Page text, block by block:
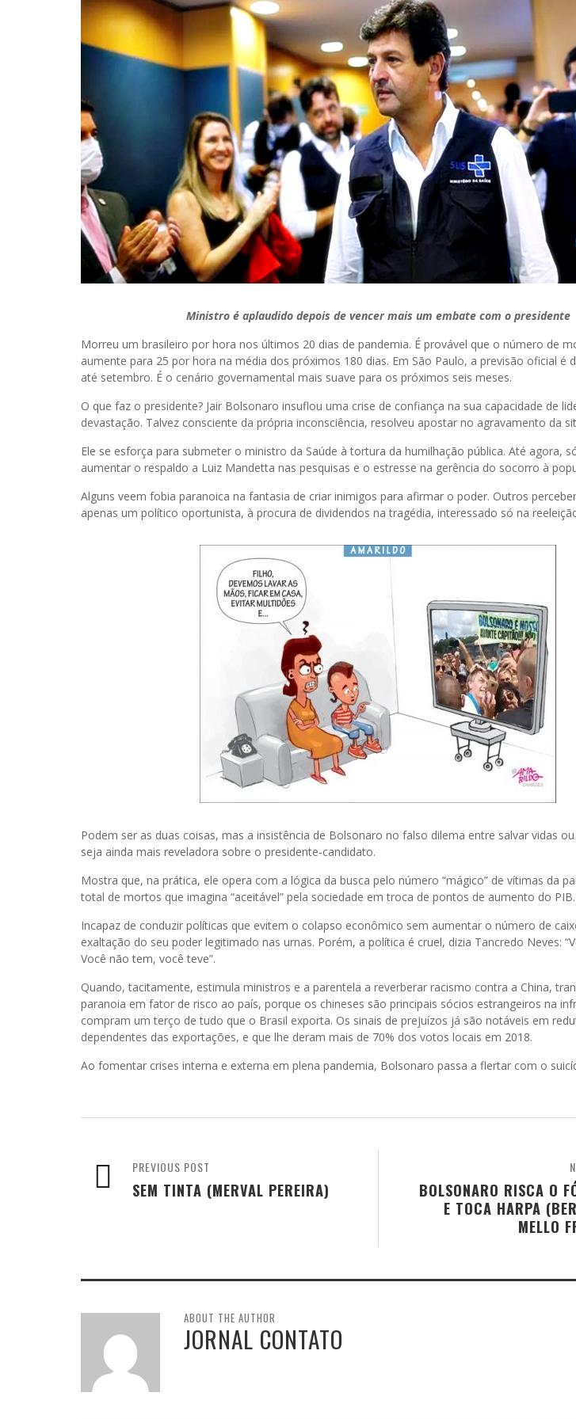
Ministro é aplaudido depois de vencer mais um embate com o presidente
Morreu um brasileiro por hora nos últimos 20 dias de pandemia. É provável que o número de
aumente para 25 por hora na média dos próximos 180 dias. Em São Paulo, a previsão oficial é
até setembro. É o cenário governamental mais suave para os próximos seis meses.
O que faz o presidente? Jair Bolsonaro insuflou uma crise de confiança na sua capacidade de
devastação. Talvez consciente da própria inconsciência, resolveu apostar no agravamento da
Ele se esforça para submeter o ministro da Saúde à tortura da humilhação pública. Até agora,
aumentar o respaldo a Luiz Mandetta nas pesquisas e o estresse na gerência do socorro à
Alguns veem fobia paranoica na fantasia de criar inimigos para afirmar o poder. Outros
apenas um político oportunista, à procura de dividendos na tragédia, interessado só na
Podem ser as duas coisas, mas a insistência de Bolsonaro no falso dilema entre salvar vidas
seja ainda mais reveladora sobre o presidente-candidato.
Mostra que, na prática, ele opera com a lógica da busca pelo número “mágico” de vítimas da
total de mortos que imagina “aceitável” pela sociedade em troca de pontos de aumento do PIB.
Incapaz de conduzir políticas que evitem o colapso econômico sem aumentar o número de
exaltação do seu poder legitimado nas urnas. Porém, a política é cruel, dizia Tancredo Neves:
Você não tem, você teve”.
Quando, tacitamente, estimula ministros e a parentela a reverberar racismo contra a China,
paranoia em fator de risco ao país, porque os chineses são principais sócios estrangeiros na
compram um terço de tudo que o Brasil exporta. Os sinais de prejuízos já são notáveis em
dependentes das exportações, e que lhe deram mais de 70% dos votos locais em 2018.
Ao fomentar crises interna e externa em plena pandemia, Bolsonaro passa a flertar com o
BOLSONARO RISCA O
E TOCA HARPA
MELLO
PREVIOUS POST
SEM TINTA (MERVAL PEREIRA)
ABOUT THE AUTHOR
JORNAL CONTATO